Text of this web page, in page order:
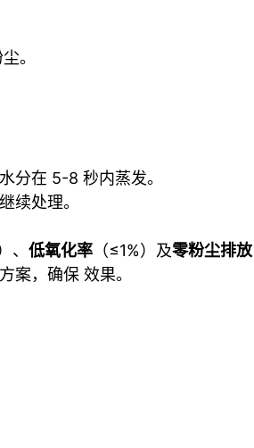
。
分在 5-8 秒内蒸发。
续处理。
、 低氧化率 （≤1%）及零粉尘排放
案，确保 效果。